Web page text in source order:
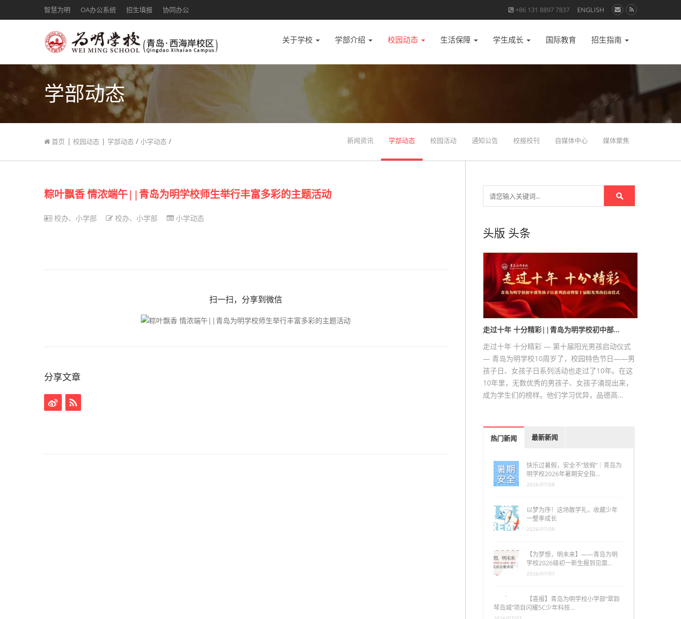
智慧为明 OA办公系统 招生填报 协同办公 +86 131 8897 7837 ENGLISH
关于学校 学部介绍 校园动态 生活保障 学生成长 国际教育 招生指南
学部动态
首页 | 校园动态 | 学部动态 / 小学动态 / 新闻资讯 学部动态 校园活动 通知公告 校报校刊 自媒体中心 媒体聚焦
粽叶飘香 情浓端午||青岛为明学校师生举行丰富多彩的主题活动
校办、小学部 校办、小学部 小学动态
扫一扫，分享到微信
分享文章
头版 头条
走过十年 十分精彩||青岛为明学校初中部…
走过十年 十分精彩 — 第十届阳光男孩启动仪式
— 青岛为明学校10周岁了，校园特色节日——男
孩子日、女孩子日系列活动也走过了10年。在这
10年里，无数优秀的男孩子、女孩子涌现出来，
成为学生们的榜样。他们学习优异，品德高…
热门新闻 最新新闻
快乐过暑假，安全不“放假”｜青岛为
明学校2026年暑期安全指…
2026/07/08
以梦为序！这场散学礼，收藏少年
一整季成长
2026/07/08
【为梦想，明未来】——青岛为明
学校2026级初一新生报到见面…
2026/07/07
【喜报】青岛为明学校小学部“翠韵
琴岛城”项目闪耀5C少年科技…